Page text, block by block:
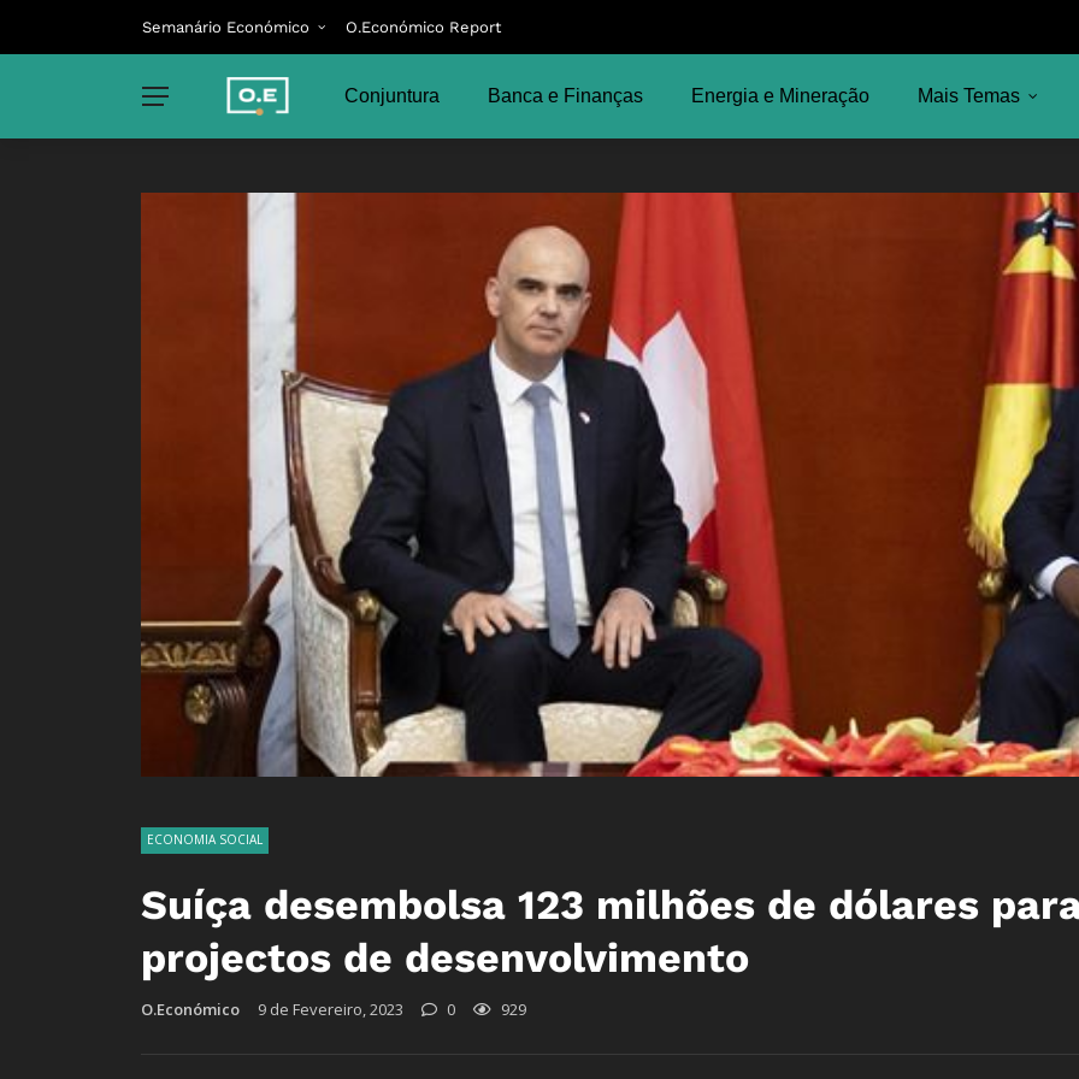
Semanário Económico O.Económico Report
Conjuntura Banca e Finanças Energia e Mineração Mais Temas
ECONOMIA SOCIAL
Suíça desembolsa 123 milhões de dólares
projectos de desenvolvimento
O.Económico 9 de Fevereiro, 2023 0 929